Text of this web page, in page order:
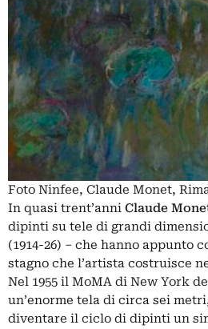
Foto Ninfee, Claude Monet,
In quasi trent’anni Claude
dipinti su tele di grandi
(1914-26) – che hanno appunto
stagno che l’artista costruisce
Nel 1955 il MoMA di New York
un’enorme tela di circa sei
diventare il ciclo di dipinti un